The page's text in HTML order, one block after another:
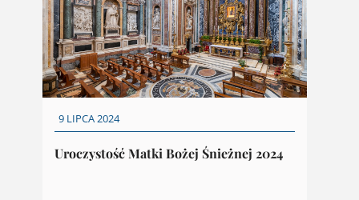
9 LIPCA 2024
Uroczystość Matki Bożej Śnieżnej 2024